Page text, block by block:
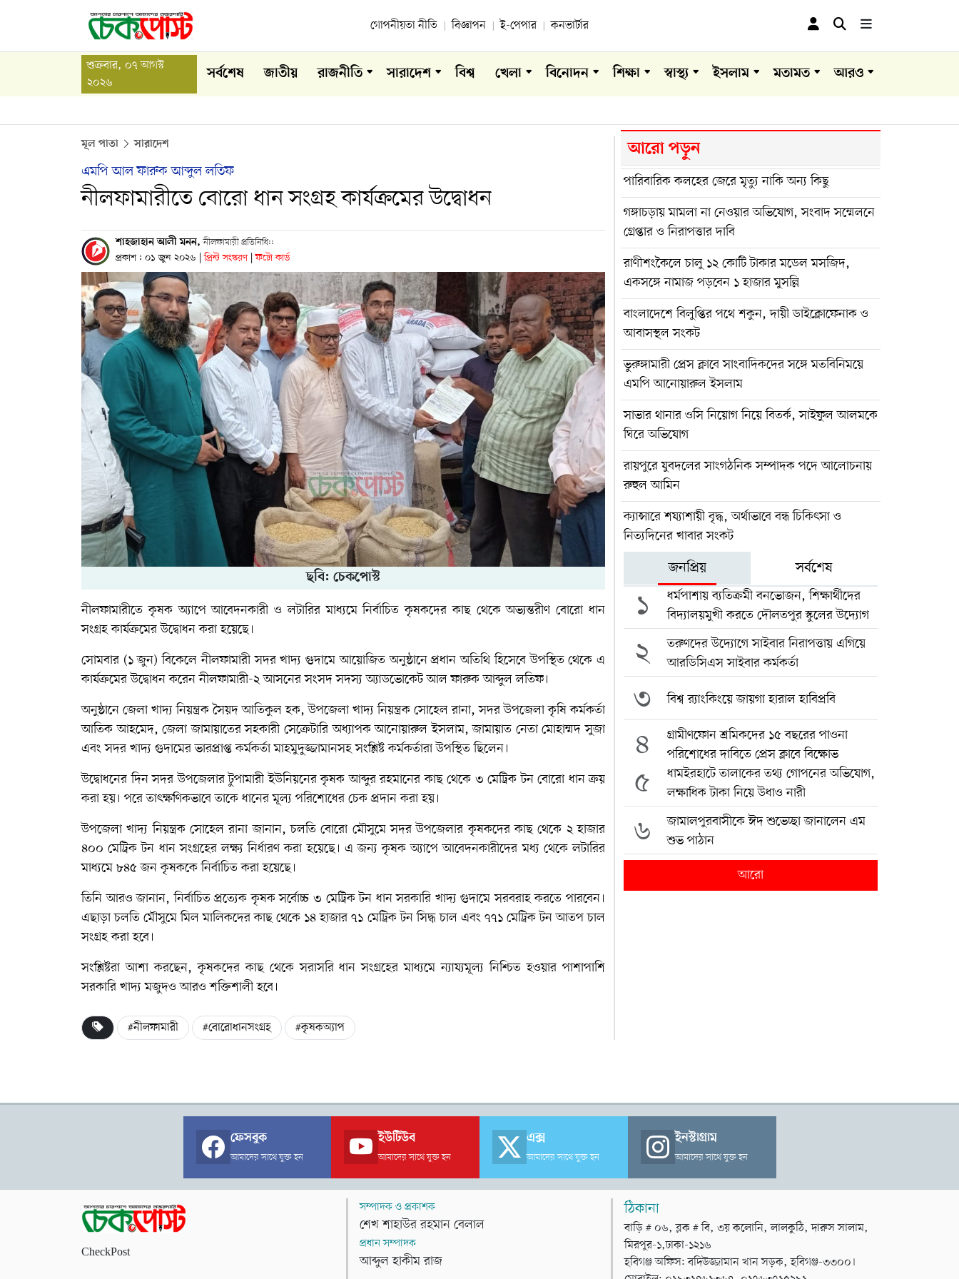
গোপনীয়তা নীতি বিজ্ঞাপন ই-পেপার কনভার্টার
শুক্রবার, ০৭ আগস্ট
২০২৬
সর্বশেষ জাতীয় রাজনীতি সারাদেশ বিশ্ব খেলা বিনোদন শিক্ষা স্বাস্থ্য ইসলাম মতামত আরও
মূল পাতা সারাদেশ
এমপি আল ফারুক আব্দুল লতিফ
নীলফামারীতে বোরো ধান সংগ্রহ কার্যক্রমের উদ্বোধন
শাহজাহান আলী মনন,নীলফামারী প্রতিনিধি::
প্রকাশ : ০১ জুন ২০২৬ | প্রিন্ট সংস্করণ | ফটো কার্ড
ছবি: চেকপোস্ট
নীলফামারীতে কৃষক অ্যাপে আবেদনকারী ও লটারির মাধ্যমে নির্বাচিত কৃষকদের কাছ থেকে অভ্যন্তরীণ বোরো ধান
সংগ্রহ কার্যক্রমের উদ্বোধন করা হয়েছে।
সোমবার (১ জুন) বিকেলে নীলফামারী সদর খাদ্য গুদামে আয়োজিত অনুষ্ঠানে প্রধান অতিথি হিসেবে উপস্থিত থেকে এ
কার্যক্রমের উদ্বোধন করেন নীলফামারী-২ আসনের সংসদ সদস্য অ্যাডভোকেট আল ফারুক আব্দুল লতিফ।
অনুষ্ঠানে জেলা খাদ্য নিয়ন্ত্রক সৈয়দ আতিকুল হক, উপজেলা খাদ্য নিয়ন্ত্রক সোহেল রানা, সদর উপজেলা কৃষি কর্মকর্তা
আতিক আহমেদ, জেলা জামায়াতের সহকারী সেক্রেটারি অধ্যাপক আনোয়ারুল ইসলাম, জামায়াত নেতা মোহাম্মদ সুজা
এবং সদর খাদ্য গুদামের ভারপ্রাপ্ত কর্মকর্তা মাহমুদুজ্জামানসহ সংশ্লিষ্ট কর্মকর্তারা উপস্থিত ছিলেন।
উদ্বোধনের দিন সদর উপজেলার টুপামারী ইউনিয়নের কৃষক আব্দুর রহমানের কাছ থেকে ৩ মেট্রিক টন বোরো ধান ক্রয়
করা হয়। পরে তাৎক্ষণিকভাবে তাকে ধানের মূল্য পরিশোধের চেক প্রদান করা হয়।
উপজেলা খাদ্য নিয়ন্ত্রক সোহেল রানা জানান, চলতি বোরো মৌসুমে সদর উপজেলার কৃষকদের কাছ থেকে ২ হাজার
৪০০ মেট্রিক টন ধান সংগ্রহের লক্ষ্য নির্ধারণ করা হয়েছে। এ জন্য কৃষক অ্যাপে আবেদনকারীদের মধ্য থেকে লটারির
মাধ্যমে ৮৪৫ জন কৃষককে নির্বাচিত করা হয়েছে।
তিনি আরও জানান, নির্বাচিত প্রত্যেক কৃষক সর্বোচ্চ ৩ মেট্রিক টন ধান সরকারি খাদ্য গুদামে সরবরাহ করতে পারবেন।
এছাড়া চলতি মৌসুমে মিল মালিকদের কাছ থেকে ১৪ হাজার ৭১ মেট্রিক টন সিদ্ধ চাল এবং ৭৭১ মেট্রিক টন আতপ চাল
সংগ্রহ করা হবে।
সংশ্লিষ্টরা আশা করছেন, কৃষকদের কাছ থেকে সরাসরি ধান সংগ্রহের মাধ্যমে ন্যায্যমূল্য নিশ্চিত হওয়ার পাশাপাশি
সরকারি খাদ্য মজুদও আরও শক্তিশালী হবে।
#নীলফামারী #বোরোধানসংগ্রহ #কৃষকঅ্যাপ
আরো পড়ুন
পারিবারিক কলহের জেরে মৃত্যু নাকি অন্য কিছু
গঙ্গাচড়ায় মামলা না নেওয়ার অভিযোগ, সংবাদ সম্মেলনে
গ্রেপ্তার ও নিরাপত্তার দাবি
রাণীশংকৈলে চালু ১২ কোটি টাকার মডেল মসজিদ,
একসঙ্গে নামাজ পড়বেন ১ হাজার মুসল্লি
বাংলাদেশে বিলুপ্তির পথে শকুন, দায়ী ডাইক্লোফেনাক ও
আবাসস্থল সংকট
ভুরুঙ্গামারী প্রেস ক্লাবে সাংবাদিকদের সঙ্গে মতবিনিময়ে
এমপি আনোয়ারুল ইসলাম
সাভার থানার ওসি নিয়োগ নিয়ে বিতর্ক, সাইফুল আলমকে
ঘিরে অভিযোগ
রায়পুরে যুবদলের সাংগঠনিক সম্পাদক পদে আলোচনায়
রুহুল আমিন
ক্যান্সারে শয্যাশায়ী বৃদ্ধ, অর্থাভাবে বন্ধ চিকিৎসা ও
নিত্যদিনের খাবার সংকট
জনপ্রিয় সর্বশেষ
১
ধর্মপাশায় ব্যতিক্রমী বনভোজন, শিক্ষার্থীদের
বিদ্যালয়মুখী করতে দৌলতপুর স্কুলের উদ্যোগ
২
তরুণদের উদ্যোগে সাইবার নিরাপত্তায় এগিয়ে
আরডিসিএস সাইবার কর্মকর্তা
৩ বিশ্ব র‍্যাংকিংয়ে জায়গা হারাল হাবিপ্রবি
৪
গ্রামীণফোন শ্রমিকদের ১৫ বছরের পাওনা
পরিশোধের দাবিতে প্রেস ক্লাবে বিক্ষোভ
৫
ধামইরহাটে তালাকের তথ্য গোপনের অভিযোগ,
লক্ষাধিক টাকা নিয়ে উধাও নারী
৬
জামালপুরবাসীকে ঈদ শুভেচ্ছা জানালেন এম
শুভ পাঠান
আরো
ফেসবুক
আমাদের সাথে যুক্ত হন
ইউটিউব
আমাদের সাথে যুক্ত হন
এক্স
আমাদের সাথে যুক্ত হন
ইনস্টাগ্রাম
আমাদের সাথে যুক্ত হন
CheckPost
সম্পাদক ও প্রকাশক
শেখ শাহাউর রহমান বেলাল
প্রধান সম্পাদক
আব্দুল হাকীম রাজ
ঠিকানা
বাড়ি # ০৬, ব্লক # বি, ৩য় কলোনি, লালকুঠি, দারুস সালাম,
মিরপুর-১,ঢাকা-১২১৬
হবিগঞ্জ অফিস: বদিউজ্জামান খান সড়ক, হবিগঞ্জ-৩৩০০।